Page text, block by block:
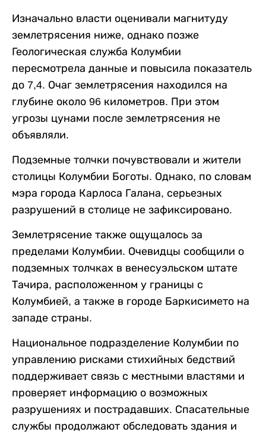
Изначально власти оценивали магнитуду
землетрясения ниже, однако позже
Геологическая служба Колумбии
пересмотрела данные и повысила показатель
до 7,4. Очаг землетрясения находился на
глубине около 96 километров. При этом
угрозы цунами после землетрясения не
объявляли.
Подземные толчки почувствовали и жители
столицы Колумбии Боготы. Однако, по словам
мэра города Карлоса Галана, серьезных
разрушений в столице не зафиксировано.
Землетрясение также ощущалось за
пределами Колумбии. Очевидцы сообщили о
подземных толчках в венесуэльском штате
Тачира, расположенном у границы с
Колумбией, а также в городе Баркисимето на
западе страны.
Национальное подразделение Колумбии по
управлению рисками стихийных бедствий
поддерживает связь с местными властями и
проверяет информацию о возможных
разрушениях и пострадавших. Спасательные
службы продолжают обследовать здания и